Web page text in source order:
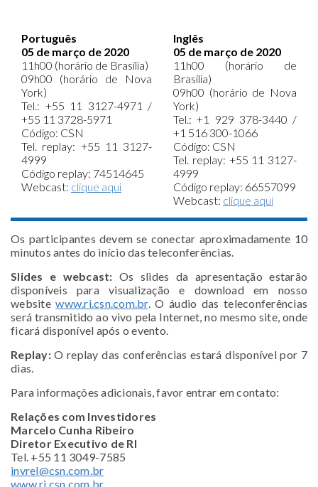
Português
05 de março de 2020
11h00 (horário de Brasília)
09h00 (horário de Nova
York)
Tel.: +55 11 3127-4971 /
+55 11 3728-5971
Código: CSN
Tel. replay: +55 11 3127-
4999
Código replay: 74514645
Webcast: clique aqui
Inglês
05 de março de 2020
11h00 (horário de
Brasília)
09h00 (horário de Nova
York)
Tel.: +1 929 378-3440 /
+1 516 300-1066
Código: CSN
Tel. replay: +55 11 3127-
4999
Código replay: 66557099
Webcast: clique aqui
Os participantes devem se conectar aproximadamente 10
minutos antes do início das teleconferências.
Slides e webcast: Os slides da apresentação estarão
disponíveis para visualização e download em nosso
websitewww.ri.csn.com.br. O áudio das teleconferências
será transmitido ao vivo pela Internet, no mesmo site, onde
ficará disponível após o evento.
Replay:O replay das conferências estará disponível por 7
dias.
Para informações adicionais, favor entrar em contato:
Relações com Investidores
Marcelo Cunha Ribeiro
Diretor Executivo de RI
Tel. +55 11 3049-7585
invrel@csn.com.br
www.ri.csn.com.br